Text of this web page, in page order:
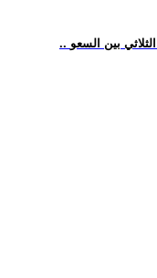
بين السعو